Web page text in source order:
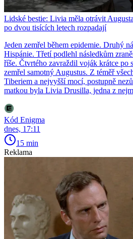
Lidské bestie: Livia měla otrávit
po dvou tisících letech rozpadají
Jeden zemřel během epidemie. Druhý
Hispánie. Třetí podlehl následkům
říše. Čtvrtého zavraždil voják krátce po
zemřel samotný Augustus. Z téměř
Tiberiem a nejvyšší mocí, postupně
matkou byla Livia Drusilla, jedna z
Kód Enigma
dnes, 17:11
15 min
Reklama